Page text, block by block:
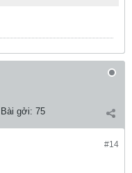
Bài gởi: 75
#14